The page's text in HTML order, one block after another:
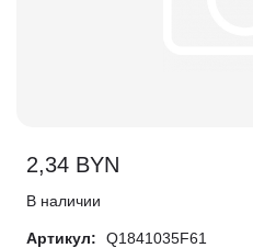
2,34 BYN
В наличии
Артикул:
Q1841035F61